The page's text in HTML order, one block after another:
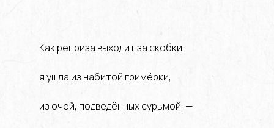
Как реприза выходит за скобки,
я ушла из набитой гримёрки,
из очей, подведённых сурьмой, —